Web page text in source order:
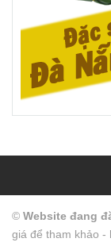
© Website đang
giá để tham khảo -